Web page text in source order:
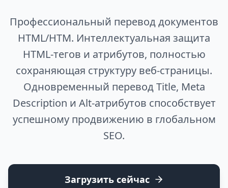
Профессиональный перевод документов
HTML/HTM. Интеллектуальная защита
HTML-тегов и атрибутов, полностью
сохраняющая структуру веб-страницы.
Одновременный перевод Title, Meta
Description и Alt-атрибутов способствует
успешному продвижению в глобальном
SEO.
Загрузить сейчас